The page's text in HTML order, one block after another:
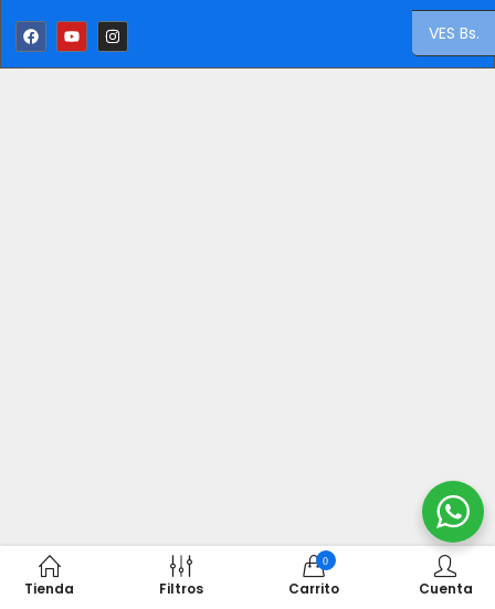
Tienda Filtros
0
Carrito Cuenta
VES Bs.